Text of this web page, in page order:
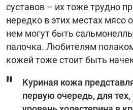
суставов – их тоже трудно
нередко в этих местах мясо
нем могут быть
палочка. Любителям
кожей тоже стоит быть
Куриная кожа
первую очередь, для